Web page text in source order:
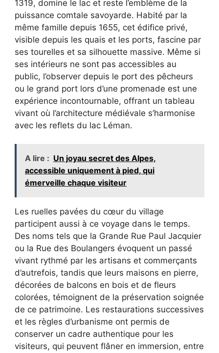
1319, domine le lac et reste l’emblème de la
puissance comtale savoyarde. Habité par la
même famille depuis 1655, cet édifice privé,
visible depuis les quais et les ports, fascine par
ses tourelles et sa silhouette massive. Même si
ses intérieurs ne sont pas accessibles au
public, l’observer depuis le port des pêcheurs
ou le grand port lors d’une promenade est une
expérience incontournable, offrant un tableau
vivant où l’architecture médiévale s’harmonise
avec les reflets du lac Léman.
A lire : Un joyau secret des Alpes,
accessible uniquement à pied, qui
émerveille chaque visiteur
Les ruelles pavées du cœur du village
participent aussi à ce voyage dans le temps.
Des noms tels que la Grande Rue Paul Jacquier
ou la Rue des Boulangers évoquent un passé
vivant rythmé par les artisans et commerçants
d’autrefois, tandis que leurs maisons en pierre,
décorées de balcons en bois et de fleurs
colorées, témoignent de la préservation soignée
de ce patrimoine. Les restaurations successives
et les règles d’urbanisme ont permis de
conserver un cadre authentique pour les
visiteurs, qui peuvent flâner en immersion, entre